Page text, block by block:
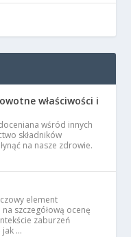
właściwości i
wśród innych
składników
na nasze zdrowie.
element
szczegółową ocenę
zaburzeń
jak …